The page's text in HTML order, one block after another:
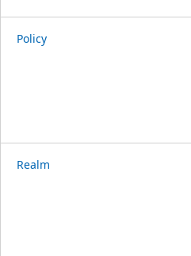
Policy
Realm